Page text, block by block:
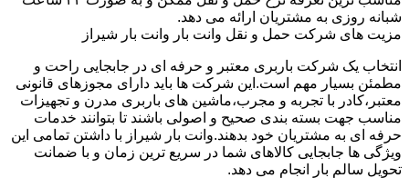
شبانه روزی به مشتریان ارائه می دهد.
مزیت های شرکت حمل و نقل وانت بار وانت بار شیراز
انتخاب یک شرکت باربری معتبر و حرفه ای در جابجایی راحت و
مطمئن بسیار مهم است.این شرکت ها باید دارای مجوزهای قانونی
معتبر،کادر با تجربه و مجرب،ماشین های باربری مدرن و تجهیزات
مناسب جهت بسته بندی صحیح و اصولی باشند تا بتوانند خدمات
حرفه ای به مشتریان خود بدهند.وانت بار شیراز با داشتن تمامی این
ویژگی ها جابجایی کالاهای شما در سریع ترین زمان و با ضمانت
تحویل سالم بار انجام می دهد.